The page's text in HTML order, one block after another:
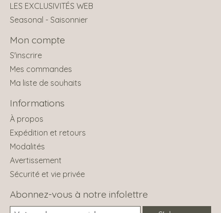
LES EXCLUSIVITÉS WEB
Seasonal - Saisonnier
Mon compte
S'inscrire
Mes commandes
Ma liste de souhaits
Informations
À propos
Expédition et retours
Modalités
Avertissement
Sécurité et vie privée
Abonnez-vous à notre infolettre